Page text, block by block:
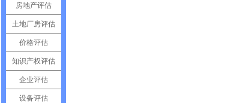
房地产评估
土地厂房评估
价格评估
知识产权评估
企业评估
设备评估